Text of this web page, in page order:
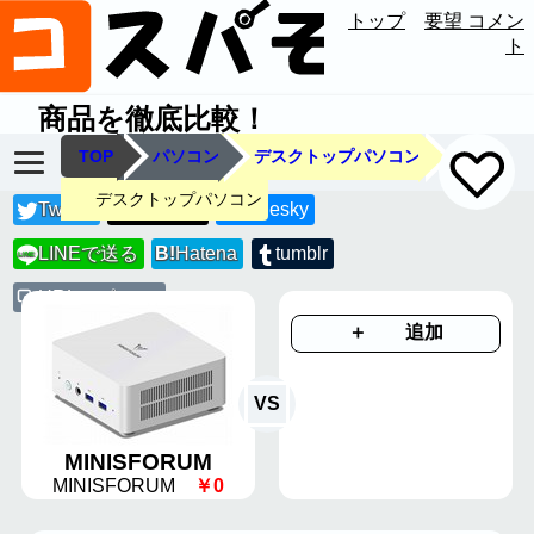
トップ
要望 コメン
ト
商品を徹底比較！
TOP パソコン デスクトップパソコン
デスクトップパソコン
Twitter Threads Bluesky
LINE LINEで送る B!Hatena tumblr
URLコピー
MINISFORUM
MINISFORUM ￥0
VS
＋ 追加